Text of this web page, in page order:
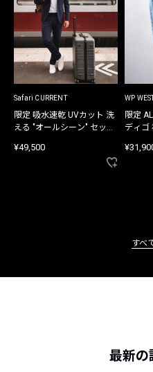
Safari CURRENT
限定 吸水速乾 UVカット 洗
える "オールシーン" セット
¥49,500
WP
限定
ディゴ
すべ
最新の